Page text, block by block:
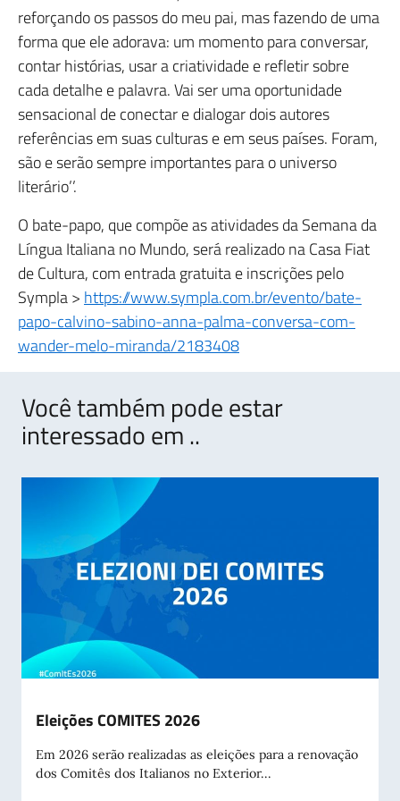
reforçando os passos do meu pai, mas fazendo de uma
forma que ele adorava: um momento para conversar,
contar histórias, usar a criatividade e refletir sobre
cada detalhe e palavra. Vai ser uma oportunidade
sensacional de conectar e dialogar dois autores
referências em suas culturas e em seus países. Foram,
são e serão sempre importantes para o universo
literário’’.
O bate-papo, que compõe as atividades da Semana da
Língua Italiana no Mundo, será realizado na Casa Fiat
de Cultura, com entrada gratuita e inscrições pelo
Sympla >https://www.sympla.com.br/evento/bate-
papo-calvino-sabino-anna-palma-conversa-com-
wander-melo-miranda/2183408
Você também pode estar
interessado em ..
Eleições COMITES 2026
Em 2026 serão realizadas as eleições para a renovação
dos Comitês dos Italianos no Exterior...